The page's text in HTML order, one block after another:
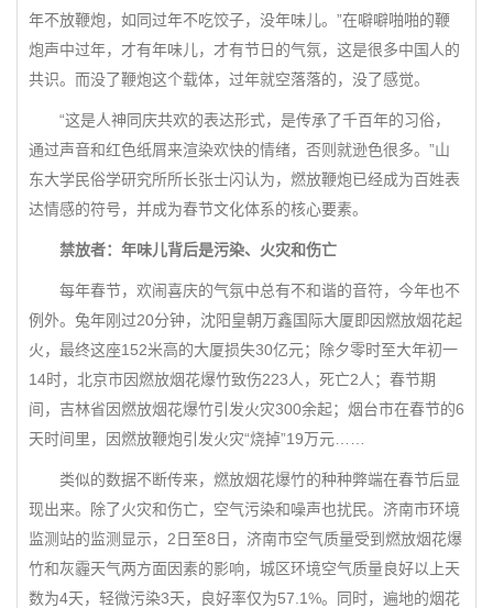
年不放鞭炮，如同过年不吃饺子，没年味儿。”在噼噼啪啪的鞭
炮声中过年，才有年味儿，才有节日的气氛，这是很多中国人的
共识。而没了鞭炮这个载体，过年就空落落的，没了感觉。
“这是人神同庆共欢的表达形式，是传承了千百年的习俗，
通过声音和红色纸屑来渲染欢快的情绪，否则就逊色很多。”山
东大学民俗学研究所所长张士闪认为，燃放鞭炮已经成为百姓表
达情感的符号，并成为春节文化体系的核心要素。
禁放者：年味儿背后是污染、火灾和伤亡
每年春节，欢闹喜庆的气氛中总有不和谐的音符，今年也不
例外。兔年刚过20分钟，沈阳皇朝万鑫国际大厦即因燃放烟花起
火，最终这座152米高的大厦损失30亿元；除夕零时至大年初一
14时，北京市因燃放烟花爆竹致伤223人，死亡2人；春节期
间，吉林省因燃放烟花爆竹引发火灾300余起；烟台市在春节的6
天时间里，因燃放鞭炮引发火灾“烧掉”19万元……
类似的数据不断传来，燃放烟花爆竹的种种弊端在春节后显
现出来。除了火灾和伤亡，空气污染和噪声也扰民。济南市环境
监测站的监测显示，2日至8日，济南市空气质量受到燃放烟花爆
竹和灰霾天气两方面因素的影响，城区环境空气质量良好以上天
数为4天，轻微污染3天，良好率仅为57.1%。同时，遍地的烟花